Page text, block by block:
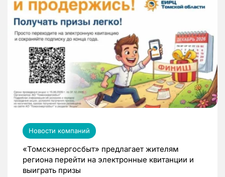
Новости компаний
«Томскэнергосбыт» предлагает жителям
региона перейти на электронные квитанции и
выиграть призы